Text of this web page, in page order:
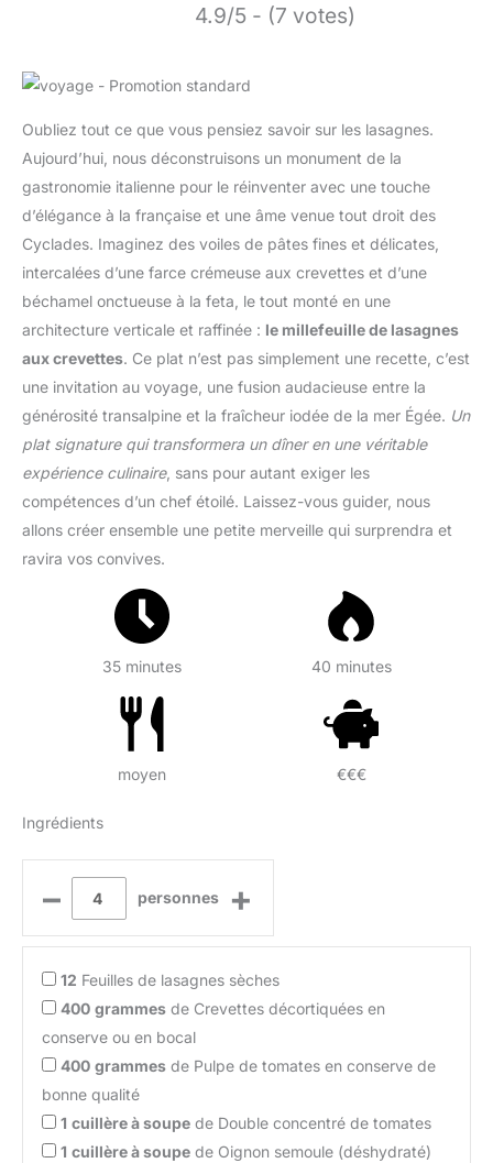
4.9/5 - (7 votes)
Oubliez tout ce que vous pensiez savoir sur les lasagnes.
Aujourd’hui, nous déconstruisons un monument de la
gastronomie italienne pour le réinventer avec une touche
d’élégance à la française et une âme venue tout droit des
Cyclades. Imaginez des voiles de pâtes fines et délicates,
intercalées d’une farce crémeuse aux crevettes et d’une
béchamel onctueuse à la feta, le tout monté en une
architecture verticale et raffinée : le millefeuille de lasagnes
aux crevettes. Ce plat n’est pas simplement une recette, c’est
une invitation au voyage, une fusion audacieuse entre la
générosité transalpine et la fraîcheur iodée de la mer Égée. Un
plat signature qui transformera un dîner en une véritable
expérience culinaire, sans pour autant exiger les
compétences d’un chef étoilé. Laissez-vous guider, nous
allons créer ensemble une petite merveille qui surprendra et
ravira vos convives.
35 minutes 40 minutes
moyen €€€
Ingrédients
– personnes +
12 Feuilles de lasagnes sèches
400 grammes de Crevettes décortiquées en
conserve ou en bocal
400 grammes de Pulpe de tomates en conserve de
bonne qualité
1 cuillère à soupe de Double concentré de tomates
1 cuillère à soupe de Oignon semoule (déshydraté)